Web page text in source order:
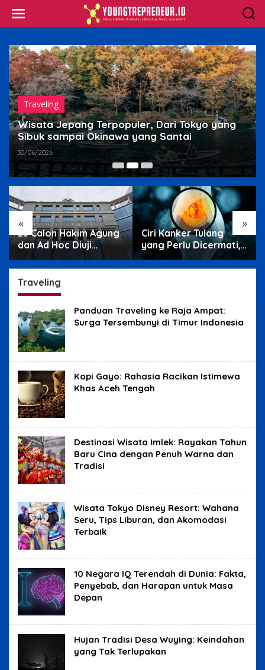
content
Traveling
Wisata Jepang Terpopuler, Dari Tokyo yang
Sibuk sampai Okinawa yang Santai
30/06/2026
« »
23 Calon Hakim Agung
dan Ad Hoc Diuji
Yudisial
Ciri Kanker Tulang
yang Perlu Dicermati,
Nyeri Malam hingga
Benjolan
Traveling
Panduan Traveling ke Raja Ampat:
Surga Tersembunyi di Timur Indonesia
Kopi Gayo: Rahasia Racikan Istimewa
Khas Aceh Tengah
Destinasi Wisata Imlek: Rayakan Tahun
Baru Cina dengan Penuh Warna dan
Tradisi
Wisata Tokyo Disney Resort: Wahana
Seru, Tips Liburan, dan Akomodasi
Terbaik
10 Negara IQ Terendah di Dunia: Fakta,
Penyebab, dan Harapan untuk Masa
Depan
Hujan Tradisi Desa Wuying: Keindahan
yang Tak Terlupakan